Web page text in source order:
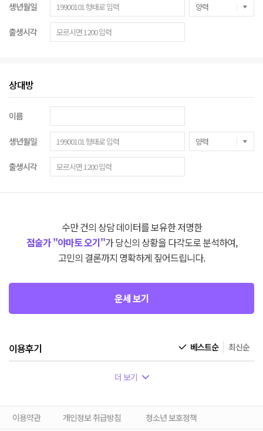
생년월일
출생시각
상대방
이름
생년월일
출생시각
수만 건의 상담 데이터를 보유한 저명한
점술가 "야마토 오기"가 당신의 상황을 다각도로 분석하여,
고민의 결론까지 명확하게 짚어드립니다.
운세 보기
이용후기 베스트순 최신순
더 보기
이용약관 개인정보 취급방침 청소년 보호정책